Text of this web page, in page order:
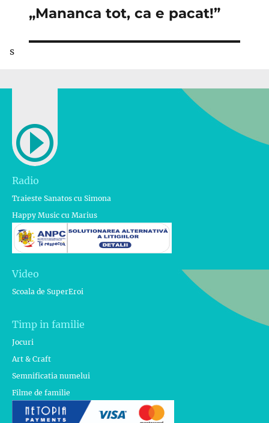
Articolul
„Mananca tot, ca e pacat!”
s
Radio
Traieste Sanatos cu Simona
Happy Music cu Marius
Video
Scoala de SuperEroi
Timp in familie
Jocuri
Art & Craft
Semnificatia numelui
Filme de familie